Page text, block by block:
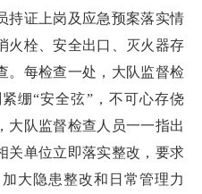
持证上岗及应急预案落实情
火栓、安全出口、灭火器存
。每检查一处，大队监督检
绷“安全弦”，不可心存侥
大队监督检查人员一一指出
关单位立即落实整改，要求
大隐患整改和日常管理力